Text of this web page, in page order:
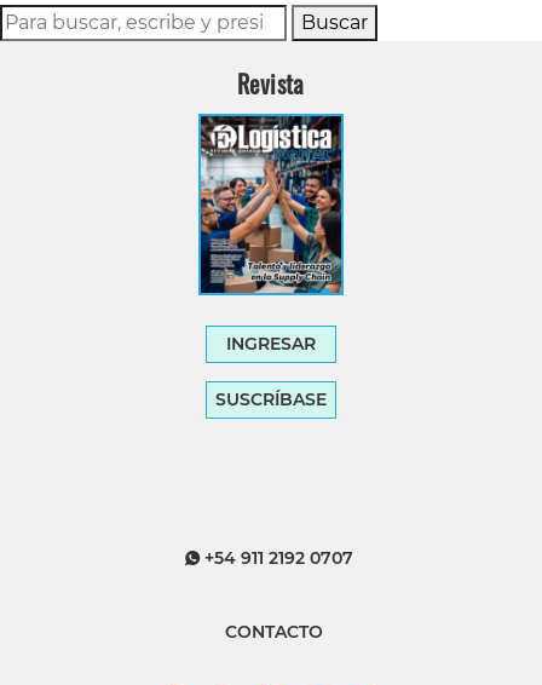
Buscar
Revista
INGRESAR
SUSCRÍBASE
+54 911 2192 0707
CONTACTO